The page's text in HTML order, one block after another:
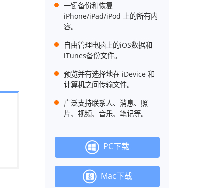
一键备份和恢复
iPhone/iPad/iPod 上的所有内
容。
自由管理电脑上的iOS数据和
iTunes备份文件。
预览并有选择地在 iDevice 和
计算机之间传输文件。
广泛支持联系人、消息、照
片、视频、音乐、笔记等。
PC下载
Mac下载